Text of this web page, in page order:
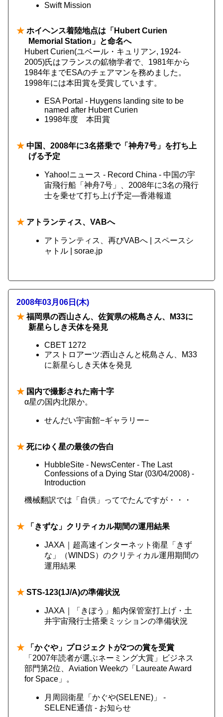
Swift Mission
★ ホイヘンス着陸地点は「Hubert Curien
Memorial Station」と命名へ
Hubert Curien(ユベール・キュリアン, 1924-
2005)氏はフランスの鉱物学者で、1981年から
1984年までESAのチェアマンを務めました。
1998年には本田賞を受賞しています。
ESA Portal - Huygens landing site to be
named after Hubert Curien
1998年度 本田賞
★ 中国、2008年に3名搭乗で「神舟7号」を打ち上
げる予定
Yahoo!ニュース - Record China - 中国の宇
宙飛行船「神舟7号」、2008年に3名の飛行
士を乗せて打ち上げ予定―香港報道
★ アトランティス、VABへ
アトランティス、再びVABへ | スペースシ
ャトル | sorae.jp
2008年03月06日(木)
★福岡県の西山さん、佐賀県の椛島さん、M33に
新星らしき天体を発見
CBET 1272
アストロアーツ:西山さんと椛島さん、M33
に新星らしき天体を発見
★ 国内で撮影された南十字
α星の国内北限か。
せんだい宇宙館−ギャラリー−
★ 死にゆく星の最後の告白
HubbleSite - NewsCenter - The Last
Confessions of a Dying Star (03/04/2008) -
Introduction
機械翻訳では「自供」ってでたんですが・・・
★ 「きずな」クリティカル期間の運用結果
JAXA｜超高速インターネット衛星「きず
な」（WINDS）のクリティカル運用期間の
運用結果
★ STS-123(1J/A)の準備状況
JAXA｜「きぼう」船内保管室打上げ・土
井宇宙飛行士搭乗ミッションの準備状況
★ 「かぐや」プロジェクトが2つの賞を受賞
「2007年読者が選ぶネーミング大賞」ビジネス
部門第2位、Aviation Weekの「Laureate Award
for Space」。
月周回衛星「かぐや(SELENE)」 -
SELENE通信 - お知らせ